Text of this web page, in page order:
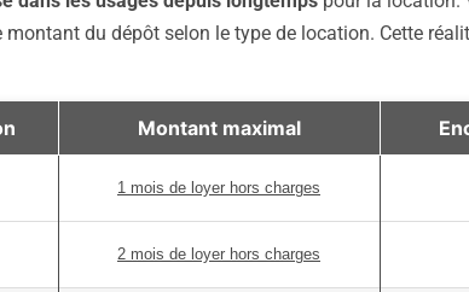
du dépôt selon le type de location. Cette
Montant maximal
1 mois de loyer hors charges
2 mois de loyer hors charges